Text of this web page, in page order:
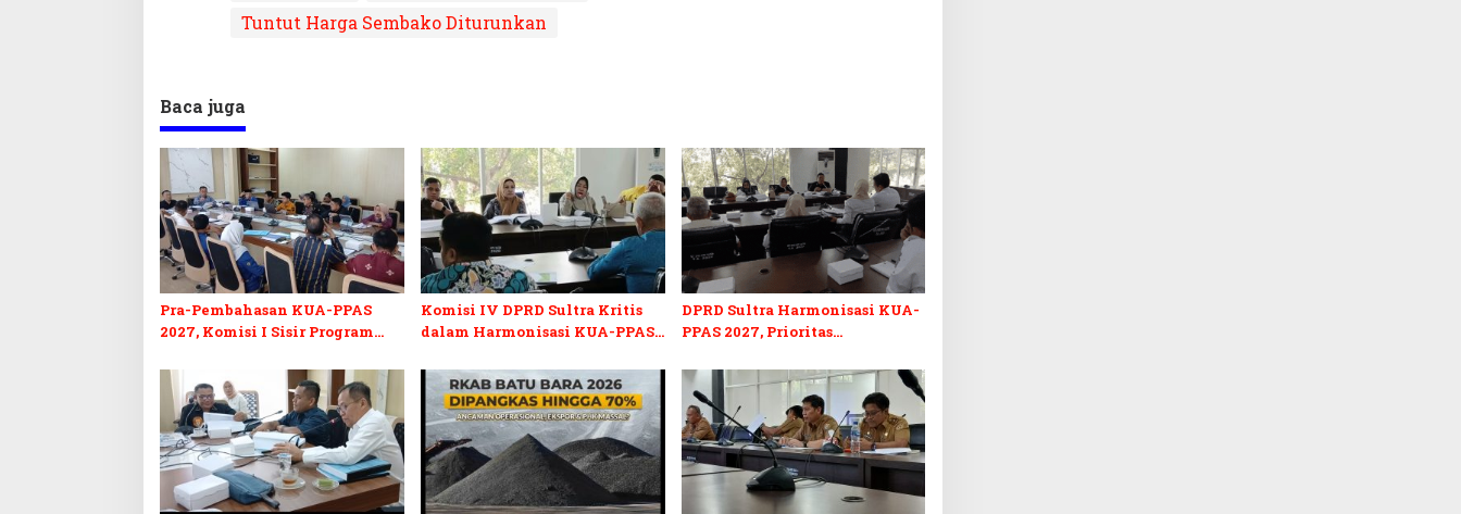
Tuntut Harga Sembako Diturunkan
Baca juga
Pra-Pembahasan KUA-PPAS
2027, Komisi I Sisir Program
Komisi IV DPRD Sultra Kritis
dalam Harmonisasi KUA-PPAS
DPRD Sultra Harmonisasi KUA-
PPAS 2027, Prioritas
Pelunasan Utang Infrastruktur